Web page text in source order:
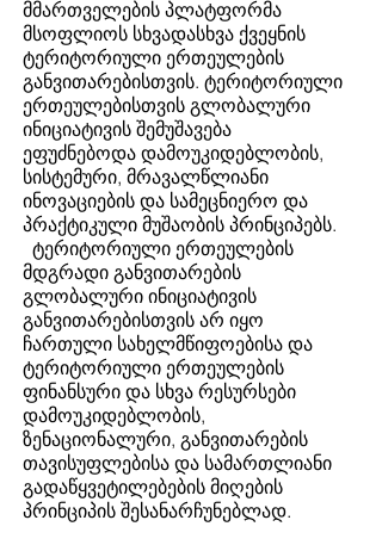
მმართველების პლატფორმა
მსოფლიოს სხვადასხვა ქვეყნის
ტერიტორიული ერთეულების
განვითარებისთვის. ტერიტორიული
ერთეულებისთვის გლობალური
ინიციატივის შემუშავება
ეფუძნებოდა დამოუკიდებლობის,
სისტემური, მრავალწლიანი
ინოვაციების და სამეცნიერო და
პრაქტიკული მუშაობის პრინციპებს.
ტერიტორიული ერთეულების
მდგრადი განვითარების
გლობალური ინიციატივის
განვითარებისთვის არ იყო
ჩართული სახელმწიფოებისა და
ტერიტორიული ერთეულების
ფინანსური და სხვა რესურსები
დამოუკიდებლობის,
ზენაციონალური, განვითარების
თავისუფლებისა და სამართლიანი
გადაწყვეტილებების მიღების
პრინციპის შესანარჩუნებლად.